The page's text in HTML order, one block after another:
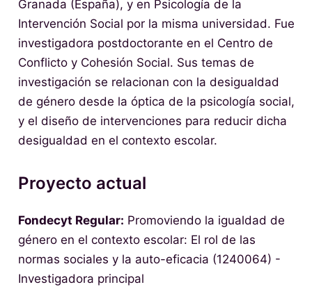
Granada (España), y en Psicología de la
Intervención Social por la misma universidad. Fue
investigadora postdoctorante en el Centro de
Conflicto y Cohesión Social. Sus temas de
investigación se relacionan con la desigualdad
de género desde la óptica de la psicología social,
y el diseño de intervenciones para reducir dicha
desigualdad en el contexto escolar.
Proyecto actual
Fondecyt Regular: Promoviendo la igualdad de
género en el contexto escolar: El rol de las
normas sociales y la auto-eficacia (1240064) -
Investigadora principal